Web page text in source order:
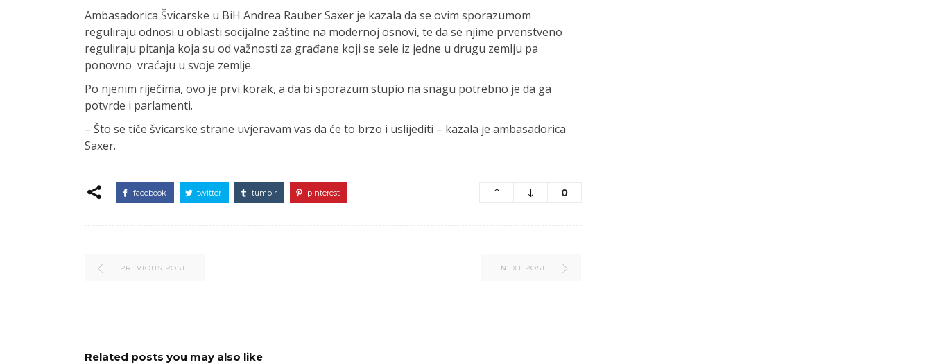
Ambasadorica Švicarske u BiH Andrea Rauber Saxer je kazala da se ovim sporazumom
reguliraju odnosi u oblasti socijalne zaštine na modernoj osnovi, te da se njime prvenstveno
reguliraju pitanja koja su od važnosti za građane koji se sele iz jedne u drugu zemlju pa
ponovno vraćaju u svoje zemlje.
Po njenim riječima, ovo je prvi korak, a da bi sporazum stupio na snagu potrebno je da ga
potvrde i parlamenti.
– Što se tiče švicarske strane uvjeravam vas da će to brzo i uslijediti – kazala je ambasadorica
Saxer.
facebook twitter tumblr pinterest 0
PREVIOUS POST NEXT POST
Related posts you may also like